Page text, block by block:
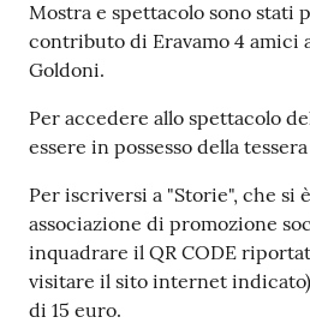
Seguici
Mostra e spettacolo sono stati
contributo di Eravamo 4 amici
Goldoni.
Per accedere allo spettacolo
essere in possesso della
Per iscriversi a "Storie", che si
associazione di promozione
inquadrare il QR CODE
visitare il sito internet
di 15 euro.